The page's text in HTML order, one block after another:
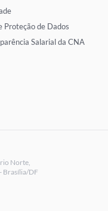
Proteção de Dados
Salarial da CNA
Norte,
Brasília/DF